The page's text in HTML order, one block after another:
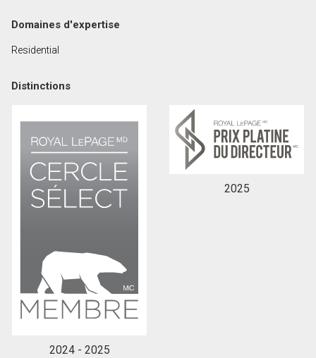
En cliquant sur le bouton « soumettre », vous
consentez à nos conditions d'utilisation et vous
nous fournissez l'autorisation écrite de
communiquer avec vous.
Domaines d'expertise
Residential
Distinctions
2024 - 2025
2025